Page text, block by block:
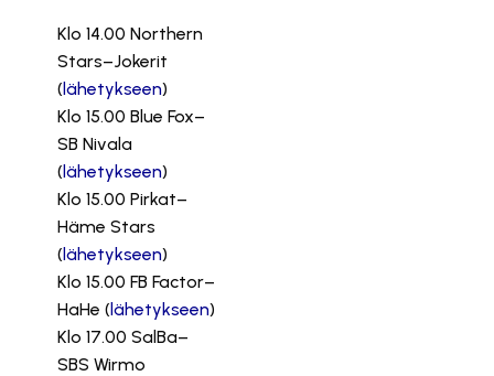
Klo 14.00 Northern
Stars–Jokerit
(lähetykseen)
Klo 15.00 Blue Fox–
SB Nivala
(lähetykseen)
Klo 15.00 Pirkat–
Häme Stars
(lähetykseen)
Klo 15.00 FB Factor–
HaHe (lähetykseen)
Klo 17.00 SalBa–
SBS Wirmo